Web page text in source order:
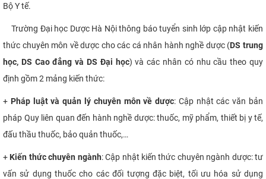
Bộ Y tế.
Trường Đại học Dược Hà Nội thông báo tuyển sinh lớp cập nhật kiến
thức chuyên môn về dược cho các cá nhân hành nghề dược (DS trung
học, DS Cao đẳng và DS Đại học) và các nhân có nhu cầu theo quy
định gồm 2 mảng kiến thức:
+ Pháp luật và quản lý chuyên môn về dược: Cập nhật các văn bản
pháp Quy liên quan đến hành nghề dược: thuốc, mỹ phẩm, thiết bị y tế,
đấu thầu thuốc, bảo quản thuốc,…
+ Kiến thức chuyên ngành: Cập nhật kiến thức chuyên ngành dược: tư
vấn sử dụng thuốc cho các đối tượng đặc biệt, tối ưu hóa sử dụng